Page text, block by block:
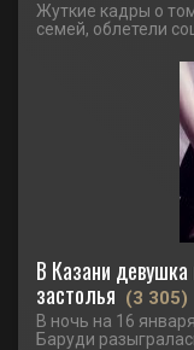
Жуткие кадры о
семей, облетели
В Казани девушка
застолья (3 305)
В ночь на 16
Баруди